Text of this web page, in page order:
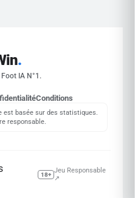
.
IA N°1.
Conditions
est basée sur des statistiques.
responsable.
18+ Jeu Responsable
↗